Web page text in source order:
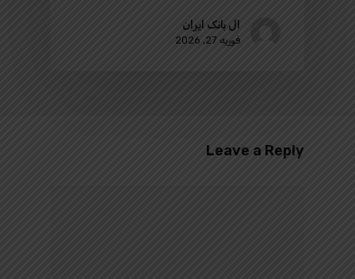
ال بانک ایران
فوریه 27, 2026
Leave a Reply